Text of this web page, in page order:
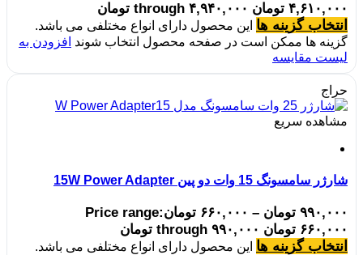
۴,۶۱۰,۰۰۰ تومان through ۴,۹۴۰,۰۰۰ تومان
انتخاب گزینه ها این محصول دارای انواع مختلفی می باشد.
گزینه ها ممکن است در صفحه محصول انتخاب شوند افزودن به
لیست مقایسه
حراج
مشاهده سریع
شارژر سامسونگ 15 وات دو پین 15W Power Adapter
۹۹۰,۰۰۰ تومان – ۶۶۰,۰۰۰ تومانPrice range:
۶۶۰,۰۰۰ تومان through ۹۹۰,۰۰۰ تومان
انتخاب گزینه ها این محصول دارای انواع مختلفی می باشد.